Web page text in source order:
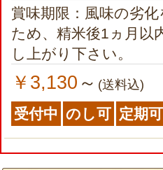
賞味期限：風味の劣化
ため、精米後1ヵ月以
し上がり下さい。
￥3,130 ～ (送料込)
受付中 のし可 定期可